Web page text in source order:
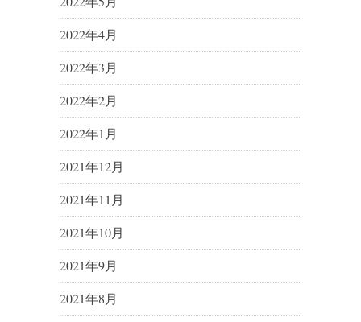
2022年4月
2022年3月
2022年2月
2022年1月
2021年12月
2021年11月
2021年10月
2021年9月
2021年8月